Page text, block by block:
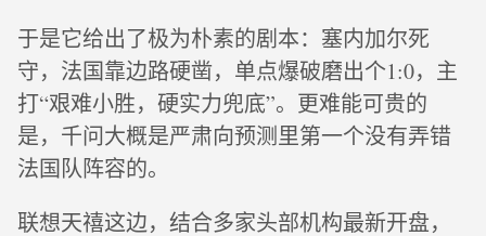
于是它给出了极为朴素的剧本：塞内加尔死
守，法国靠边路硬凿，单点爆破磨出个1:0，主
打“艰难小胜，硬实力兜底”。更难能可贵的
是，千问大概是严肃向预测里第一个没有弄错
法国队阵容的。
联想天禧这边，结合多家头部机构最新开盘，